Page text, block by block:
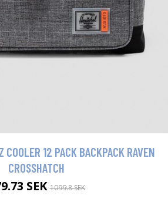
COOLER 12 PACK BACKPACK RAVEN
CROSSHATCH
SEK1099.8 SEK